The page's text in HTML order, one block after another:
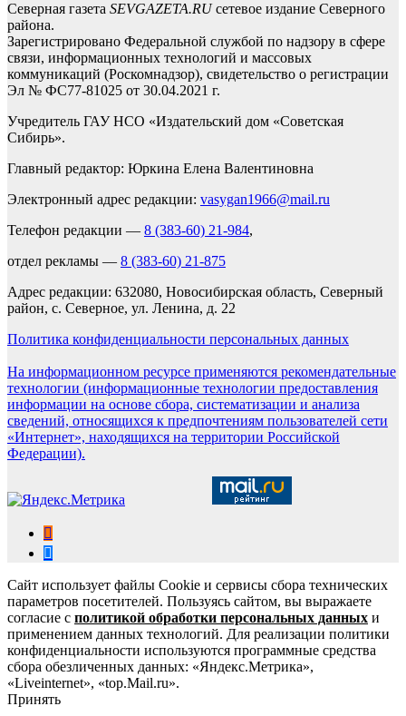
Северная газета SEVGAZETA.RUсетевое издание Северного
района.
Зарегистрировано Федеральной службой по надзору в сфере
связи, информационных технологий и массовых
коммуникаций (Роскомнадзор), свидетельство о регистрации
Эл № ФС77-81025 от 30.04.2021 г.
Учредитель ГАУ НСО «Издательский дом «Советская
Сибирь».
Главный редактор: Юркина Елена Валентиновна
Электронный адрес редакции: vasygan1966@mail.ru
Телефон редакции — 8 (383-60) 21-984,
отдел рекламы — 8 (383-60) 21-875
Адрес редакции: 632080, Новосибирская область, Северный
район, с. Северное, ул. Ленина, д. 22
Политика конфиденциальности персональных данных
На информационном ресурсе применяются рекомендательные
технологии (информационные технологии предоставления
информации на основе сбора, систематизации и анализа
сведений, относящихся к предпочтениям пользователей сети
«Интернет», находящихся на территории Российской
Федерации).
Сайт использует файлы Cookie и сервисы сбора технических
параметров посетителей. Пользуясь сайтом, вы выражаете
согласие с политикой обработки персональных данных и
применением данных технологий. Для реализации политики
конфиденциальности используются программные средства
сбора обезличенных данных: «Яндекс.Метрика»,
«Liveinternet», «top.Mail.ru».
Принять